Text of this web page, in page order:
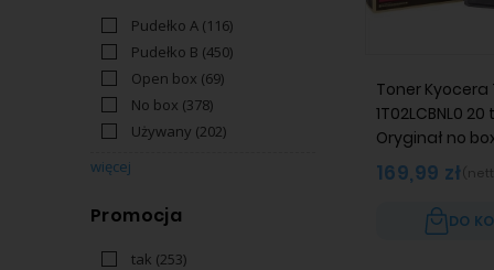
Pudełko A (116)
Pudełko B (450)
Open box (69)
No box (378)
Używany (202)
więcej
Promocja
tak (253)
Toner Kyocera
1T02LCBNL0 20
Oryginał no
169,99 zł
DO